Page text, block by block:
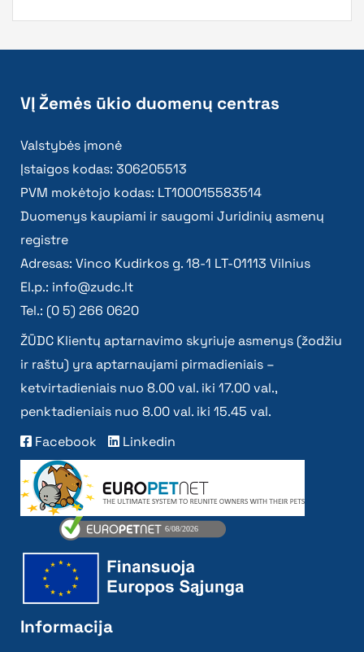
VĮ Žemės ūkio duomenų centras
Valstybės įmonė
Įstaigos kodas: 306205513
PVM mokėtojo kodas: LT100015583514
Duomenys kaupiami ir saugomi Juridinių asmenų
registre
Adresas: Vinco Kudirkos g. 18-1 LT-01113 Vilnius
El.p.: info@zudc.lt
Tel.: (0 5) 266 0620
ŽŪDC Klientų aptarnavimo skyriuje asmenys (žodžiu
ir raštu) yra aptarnaujami pirmadieniais –
ketvirtadieniais nuo 8.00 val. iki 17.00 val.,
penktadieniais nuo 8.00 val. iki 15.45 val.
Facebook
Linkedin
Informacija